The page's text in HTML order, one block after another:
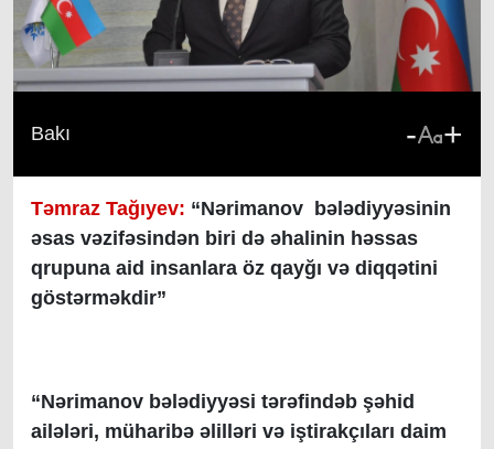
Bakı - +
Təmraz Tağıyev: “Nərimanov bələdiyyəsinin
əsas vəzifəsindən biri də əhalinin həssas
qrupuna aid insanlara öz qayğı və diqqətini
göstərməkdir”
“Nərimanov bələdiyyəsi tərəfindəb şəhid
ailələri, müharibə əlilləri və iştirakçıları daim